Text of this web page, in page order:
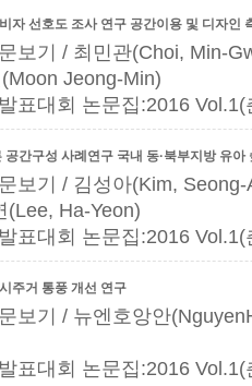
자 선호도 조사 연구 공간이용 및 디자인
보기
/ 최민관(Choi, Min-
Jeong-Min)
표대회 논문집:2016
공간구성 사례연구 국내 동·북부지방 유
보기
/ 김성아(Kim,
(Lee, Ha-Yeon)
표대회 논문집:2016
주거 통풍 개선 연구
보기
/ 뉴엔호앙안
표대회 논문집:2016